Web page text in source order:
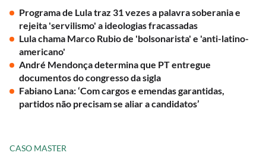
Programa de Lula traz 31 vezes a palavra soberania e
rejeita 'servilismo' a ideologias fracassadas
Lula chama Marco Rubio de 'bolsonarista' e 'anti-latino-
americano'
André Mendonça determina que PT entregue
documentos do congresso da sigla
Fabiano Lana: ‘Com cargos e emendas garantidas,
partidos não precisam se aliar a candidatos’
CASO MASTER